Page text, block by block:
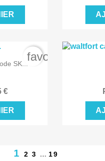
SK...
€
favorite_border
123 … 19